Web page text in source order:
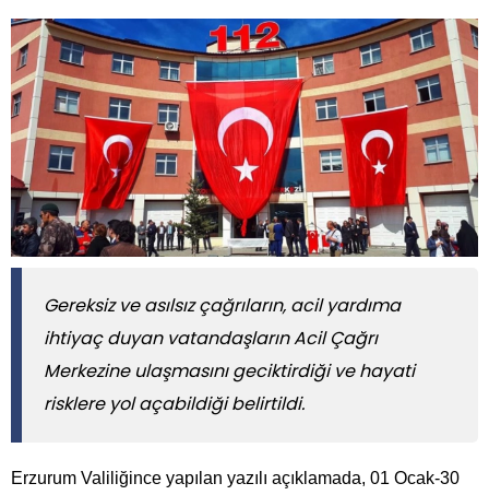
​​​​​​​Gereksiz ve asılsız çağrıların, acil yardıma
ihtiyaç duyan vatandaşların Acil Çağrı
Merkezine ulaşmasını geciktirdiği ve hayati
risklere yol açabildiği belirtildi.
Erzurum Valiliğince yapılan yazılı açıklamada, 01 Ocak-30